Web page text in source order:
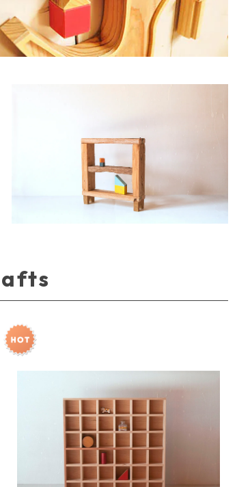
【正方形】仕切り箱・標本箱・収納箱
¥5,500